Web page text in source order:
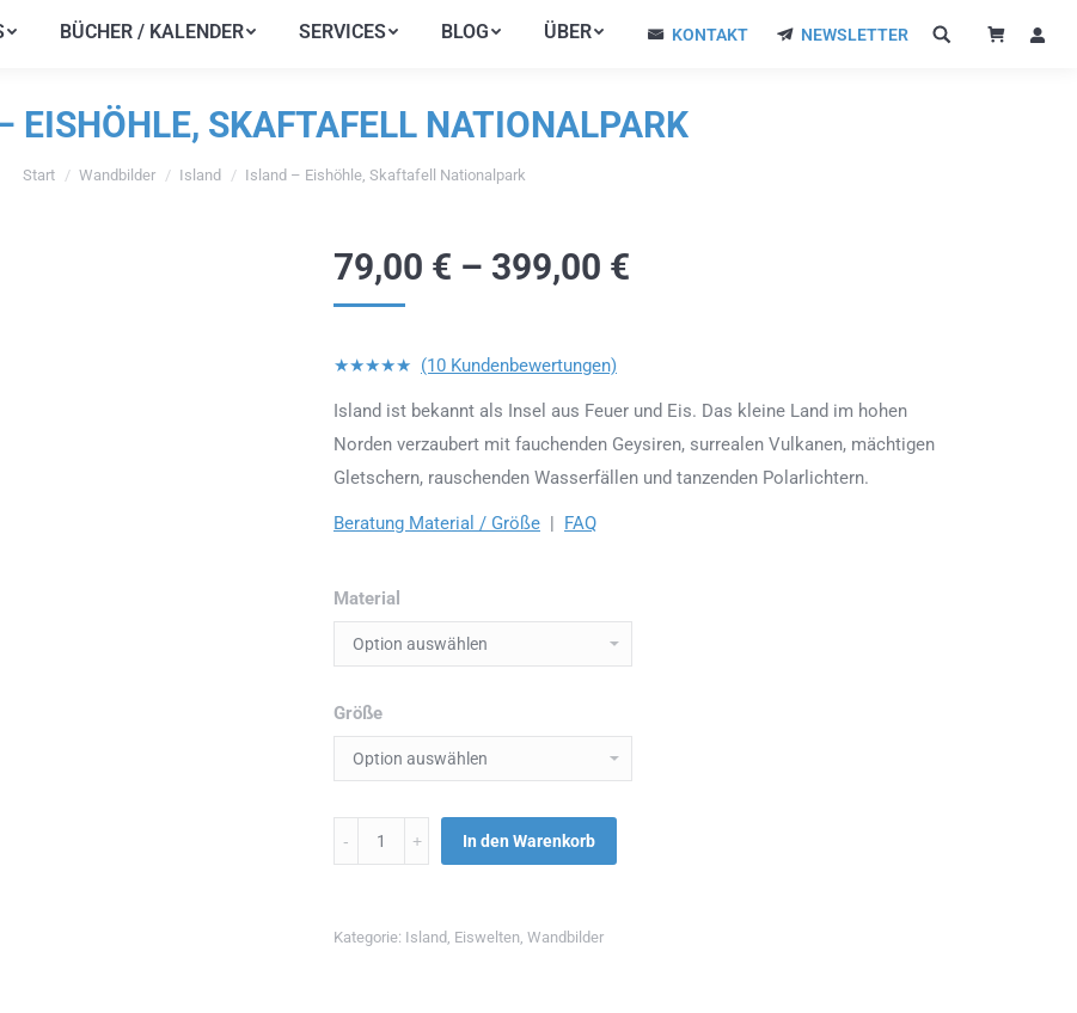
BÜCHER / KALENDER SERVICES BLOG ÜBER KONTAKT NEWSLETTER
EISHÖHLE, SKAFTAFELL NATIONALPARK
Sie befinden sich hier:
Start Wandbilder Island Island – Eishöhle, Skaftafell Nationalpark
79,00 € – 399,00 €
★★★★★ (10 Kundenbewertungen)
Island ist bekannt als Insel aus Feuer und Eis. Das kleine Land im hohen
Norden verzaubert mit fauchenden Geysiren, surrealen Vulkanen, mächtigen
Gletschern, rauschenden Wasserfällen und tanzenden Polarlichtern.
Beratung Material / Größe | FAQ
Material
Größe
Menge In den Warenkorb
Kategorie: Island , Eiswelten, Wandbilder
BÜCHER / KALENDER SERVICES BLOG ÜBER KONTAKT NEWSLETTER